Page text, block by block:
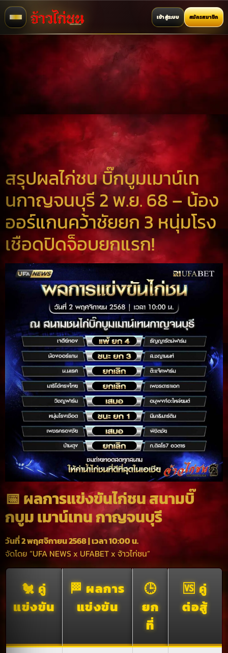
เข้าสู่ระบบ สมัครสมาชิก
สรุปผลไก่ชน บิ๊กบูมเมาน์เท
นกาญจนบุรี 2 พ.ย. 68 – น้อง
ออร์แกนคว้าชัยยก 3 หนุ่มโรง
เชือดปิดจ็อบยกแรก!
📅 ผลการแข่งขันไก่ชน สนามบิ๊
กบูม เมาน์เทน กาญจนบุรี
วันที่ 2 พฤศจิกายน 2568 | เวลา 10:00 น.
จัดโดย “UFA NEWS x UFABET x จ้าวไก่ชน”
🐔 คู่
แข่งขัน
🏁 ผลการ
แข่งขัน
🕒
ยก
ที่
🆚 คู่
ต่อสู้